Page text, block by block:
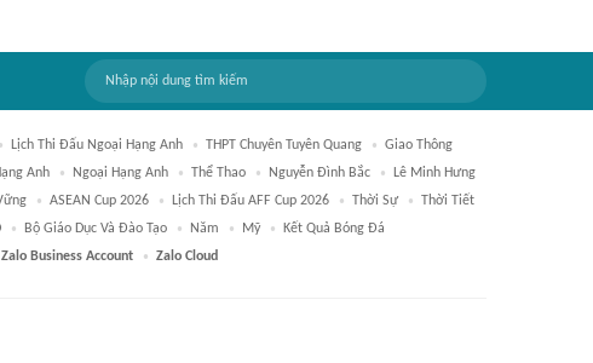
Lịch Thi Đấu Ngoại Hạng Anh THPT Chuyên Tuyên Quang
Giao Thông
Anh Ngoại Hạng Anh Thể Thao Nguyễn Đình Bắc
Lê Minh Hưng
ASEAN Cup 2026 Lịch Thi Đấu AFF Cup 2026 Thời Sự
Thời Tiết
Bộ Giáo Dục Và Đào Tạo Năm Mỹ
Kết Quả Bóng Đá
Zalo Business Account Zalo Cloud